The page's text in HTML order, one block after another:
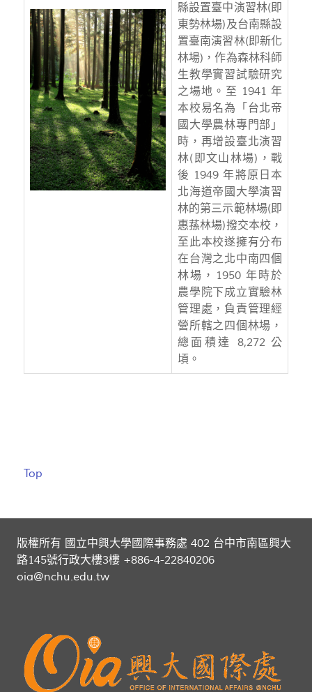
縣設置臺中演習林(即
東勢林場)及台南縣設
置臺南演習林(即新化
林場)，作為森林科師
生教學實習試驗研究
之場地。至 1941 年
本校易名為「台北帝
國大學農林專門部」
時，再增設臺北演習
林(即文山林場)，戰
後 1949 年將原日本
北海道帝國大學演習
林的第三示範林場(即
惠蓀林場)撥交本校，
至此本校遂擁有分布
在台灣之北中南四個
林場，1950 年時於
農學院下成立實驗林
管理處，負責管理經
營所轄之四個林場，
總面積達 8,272 公
頃。
Top
版權所有 國立中興大學國際事務處 402 台中市南區興大
路145號行政大樓3樓 +886-4-22840206
oia@nchu.edu.tw